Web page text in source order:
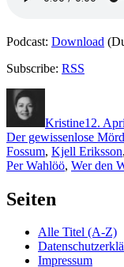
Podcast: Download
Subscribe: RSS
Kristine12.
Der gewissenlose
Fossum, Kjell Eriksson,
Per Wahlöö, Wer den
Seiten
Alle Titel (A-Z)
Impressum